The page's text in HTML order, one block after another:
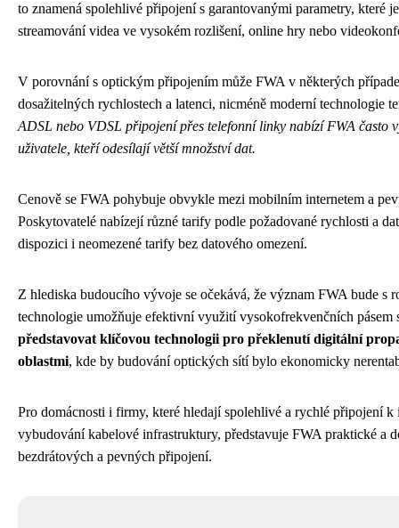
to znamená spolehlivé připojení s garantovanými parametry, které
streamování videa ve vysokém rozlišení, online hry nebo
V porovnání s optickým připojením může FWA v některých
dosažitelných rychlostech a latenci, nicméně moderní technologie
ADSL nebo VDSL připojení přes telefonní linky nabízí FWA často
uživatele, kteří odesílají větší množství dat.
Cenově se FWA pohybuje obvykle mezi mobilním internetem a
Poskytovatelé nabízejí různé tarify podle požadované rychlosti a
dispozici i neomezené tarify bez datového omezení.
Z hlediska budoucího vývoje se očekává, že význam FWA bude s
technologie umožňuje efektivní využití vysokofrekvenčních
představovat klíčovou technologii pro překlenutí digitální
oblastmi, kde by budování optických sítí bylo ekonomicky
Pro domácnosti i firmy, které hledají spolehlivé a rychlé připojení k
vybudování kabelové infrastruktury, představuje FWA praktické a
bezdrátových a pevných připojení.